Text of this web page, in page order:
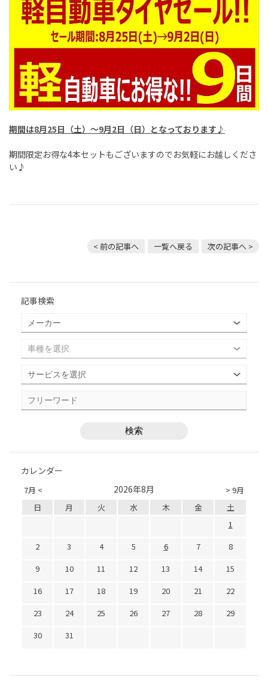
期間は8月25日（土）～9月2日（日）となっております♪
期間限定お得な4本セットもございますのでお気軽にお越しくださ
い♪
< 前の記事へ 一覧へ戻る 次の記事へ >
記事検索
カレンダー
7月 < > 9月
2026年8月
日 月 火 水 木 金
土
1
2
3 4 5 6 7
8
9
10 11 12 13 14
15
16
17 18 19 20 21
22
23
24 25 26 27 28
29
30
31